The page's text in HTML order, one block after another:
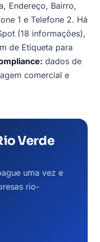
Endereço, Bairro,
1 e Telefone 2. Há
(18 informações),
de Etiqueta para
dados de
comercial e
Verde
uma vez e
rio-